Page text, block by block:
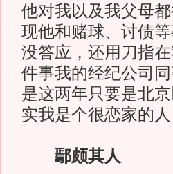
他对我以及我父母
现他和赌球、讨债
没答应，还用刀指
件事我的经纪公司
是这两年只要是北
实我是个很恋家的
鄢颇其人